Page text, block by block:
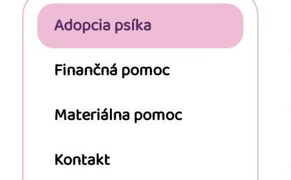
Adopcia psíka
Finančná pomoc
Materiálna pomoc
Kontakt